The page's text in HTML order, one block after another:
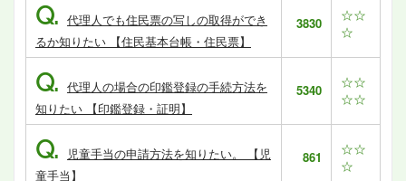
Q. 代理人でも住民票の写しの取得ができ
るか知りたい 【住民基本台帳・住民票】
3830
☆☆
☆
Q. 代理人の場合の印鑑登録の手続方法を
知りたい 【印鑑登録・証明】
5340
☆☆
☆☆
Q.
児童手当の申請方法を知りたい。 【児
童手当】
861
☆☆
☆